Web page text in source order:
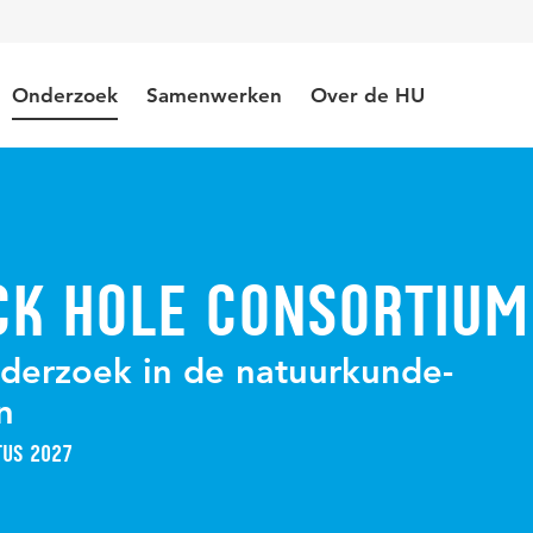
Onderzoek Samenwerken Over de HU
Hole Consortium
in de natuurkunde-
2027